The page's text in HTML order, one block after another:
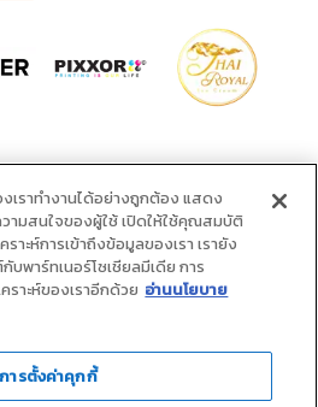
เราทำงานได้อย่างถูกต้อง แสดง
ามสนใจของผู้ใช้ เปิดให้ใช้คุณสมบัติ
ราะห์การเข้าถึงข้อมูลของเรา เรายัง
พาร์ทเนอร์โซเชียลมีเดีย การ
ราะห์ของเราอีกด้วย อ่านนโยบาย
การตั้งค่าคุกกี้